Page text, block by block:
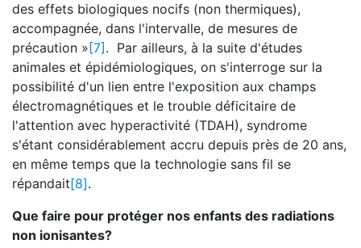
des effets biologiques nocifs (non thermiques),
accompagnée, dans l'intervalle, de mesures de
précaution » [7] . Par ailleurs, à la suite d'études
animales et épidémiologiques, on s'interroge sur la
possibilité d'un lien entre l'exposition aux champs
électromagnétiques et le trouble déficitaire de
l'attention avec hyperactivité (TDAH), syndrome
s'étant considérablement accru depuis près de 20 ans,
en même temps que la technologie sans fil se
répandait[8].
Que faire pour protéger nos enfants des radiations
non ionisantes?